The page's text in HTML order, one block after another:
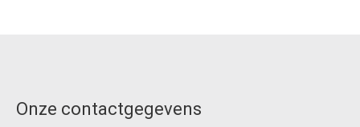
Onze contactgegevens